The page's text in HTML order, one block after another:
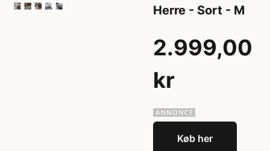
Herre - Sort - M
2.999,00
kr
Køb her